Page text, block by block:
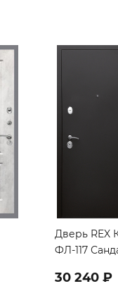
Дверь
ФЛ-117
30 240 ₽